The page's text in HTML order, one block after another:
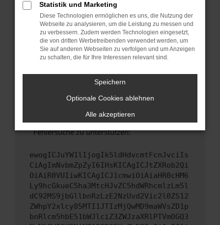
Betriebssystem auf dem neuesten Stand
sind.
Veraltete Software birgt nicht nur ein
Sicherheitsrisiko, sondern kann auch dazu
führen, dass bestimmte Funktionen nicht mehr
unterstützt werden.
Wende dich an den Webseitenbetreiber.
Wenn du alle oben genannten Schritte versucht
hast, kontaktiere uns bitte. Wir werden
versuchen, das Problem zu beheben. Du kannst
uns diesen Text schicken, um uns bei der
Fehlersuche zu unterstützen:
ewogICJuYW1lIjogIk5ldHdvcmtFcnJvciIs
CiAgImNvbmZpZyI6IHsKICAgICJtZXRob2Qi
OiAiR0VUIiwKICAgICJ1cmwiOiAiaHR0cHM6
Ly9hcGkueC5ha3MtcHJvZC5hdWRhcmlzLm5l
dC92MS9jbGllbnRzLzE2NzUvd2Vic2l0ZS12
ZWhpY2xlcy85MTI1JTIzMjQwMD9maWVsZD1p
bnRlcm5hbE51bWJlciZ3ZWJzaXRlPTVmOGQ3
Statistik und Marketing
Diese Technologien ermöglichen es uns, die Nutzung der
Webseite zu analysieren, um die Leistung zu messen und
zu verbessern. Zudem werden Technologien eingesetzt,
die von dritten Werbetreibenden verwendet werden, um
Sie auf anderen Webseiten zu verfolgen und um Anzeigen
zu schalten, die für Ihre Interessen relevant sind.
Speichern
Optionale Cookies ablehnen
Alle akzeptieren